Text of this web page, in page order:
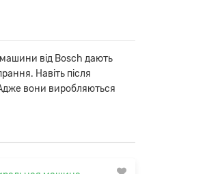
від Bosch дають
Навіть після
Адже вони виробляються